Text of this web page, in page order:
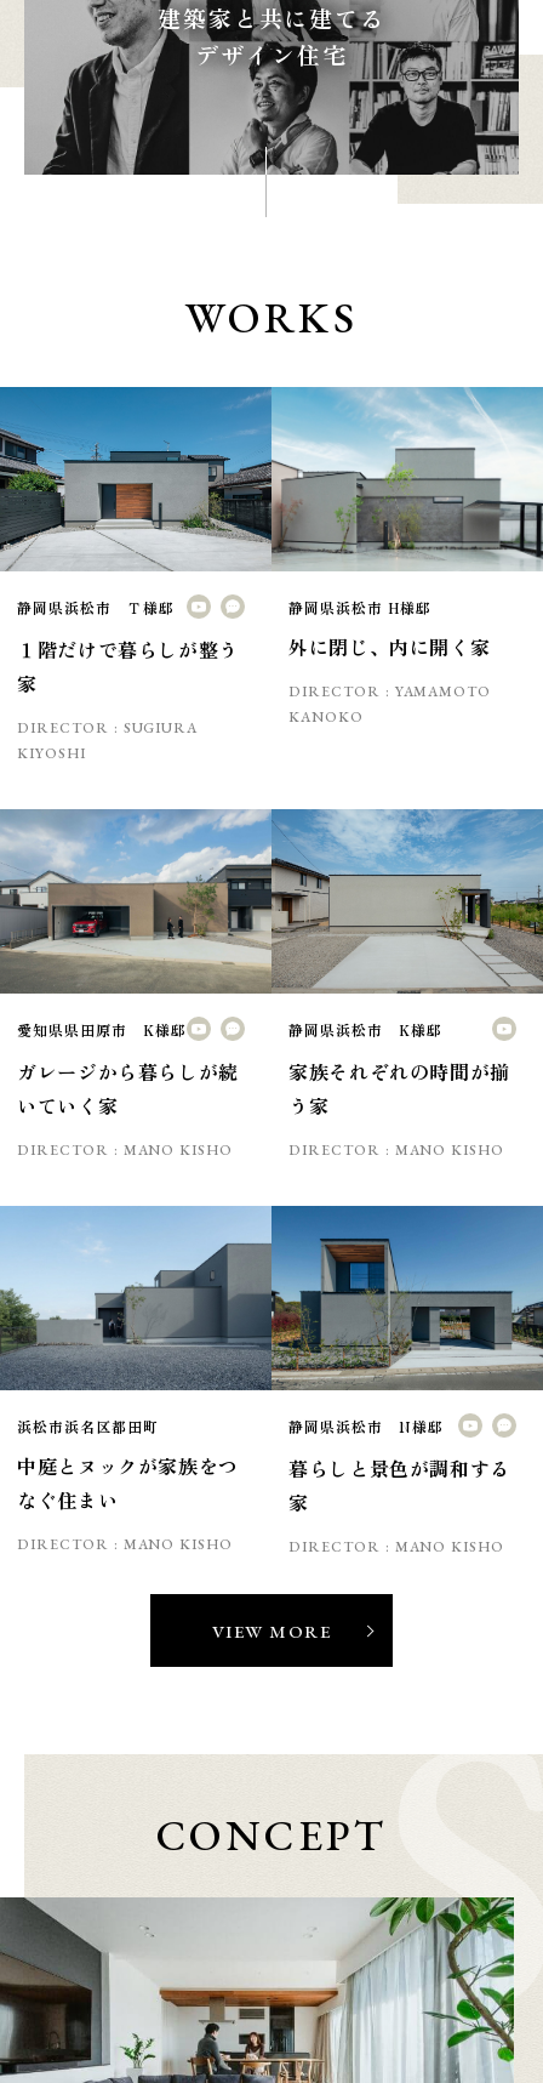
本社
053-488-5127
10:00〜19:00 水曜定休
浜松店
053-430-5123
10:00〜19:00 水曜定休
建築家と共に建てる
デザイン住宅
WORKS
静岡県浜松市 Ｔ様邸
１階だけで暮らしが整う
家
DIRECTOR : SUGIURA
KIYOSHI
静岡県浜松市 H様邸
外に閉じ、内に開く家
DIRECTOR : YAMAMOTO
KANOKO
愛知県県田原市 K様邸
ガレージから暮らしが続
いていく家
DIRECTOR : MANO KISHO
静岡県浜松市 K様邸
家族それぞれの時間が揃
う家
DIRECTOR : MANO KISHO
浜松市浜名区都田町
中庭とヌックが家族をつ
なぐ住まい
DIRECTOR : MANO KISHO
静岡県浜松市 N様邸
暮らしと景色が調和する
家
DIRECTOR : MANO KISHO
VIEW MORE
CONCEPT